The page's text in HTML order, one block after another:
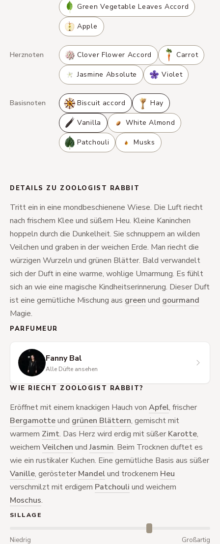
Green Vegetable Leaves Accord
Apple
Herznoten Clover Flower Accord Carrot
Jasmine Absolute Violet
Basisnoten Biscuit accord Hay
Vanilla White Almond
Patchouli Musks
DETAILS ZU ZOOLOGIST RABBIT
Tritt ein in eine mondbeschienene Wiese. Die Luft riecht
nach frischem Klee und süßem Heu. Kleine Kaninchen
hoppeln durch die Dunkelheit. Sie schnuppern an wilden
Veilchen und graben in der weichen Erde. Man riecht die
würzigen Wurzeln und grünen Blätter. Bald verwandelt
sich der Duft in eine warme, wohlige Umarmung. Es fühlt
sich an wie eine magische Kindheitserinnerung. Dieser Duft
ist eine gemütliche Mischung aus green und gourmand
Magie.
PARFUMEUR
Fanny Bal
Alle Düfte ansehen
WIE RIECHT ZOOLOGIST RABBIT?
Eröffnet mit einem knackigen Hauch von Apfel, frischer
Bergamotteund grünen Blättern, gemischt mit
warmem Zimt. Das Herz wird erdig mit süßer Karotte,
weichem Veilchen undJasmin. Beim Trocknen duftet es
wie ein rustikaler Kuchen. Eine gemütliche Basis aus süßer
Vanille, gerösteter Mandelund trockenem Heu
verschmilzt mit erdigem Patchouli und weichem
Moschus.
SILLAGE
Niedrig Großartig